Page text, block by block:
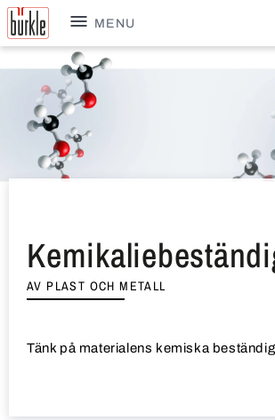
MENU
AV PLAST OCH METALL
Tänk på materialens kemiska